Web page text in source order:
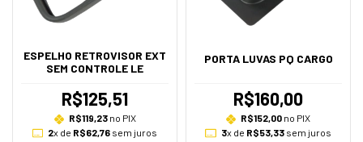
ESPELHO RETROVISOR EXT
SEM CONTROLE LE
R$125,51
R$119,23no PIX
2x de R$62,76 sem juros
PORTA LUVAS PQ CARGO
R$160,00
R$152,00 no PIX
3x de R$53,33sem juros